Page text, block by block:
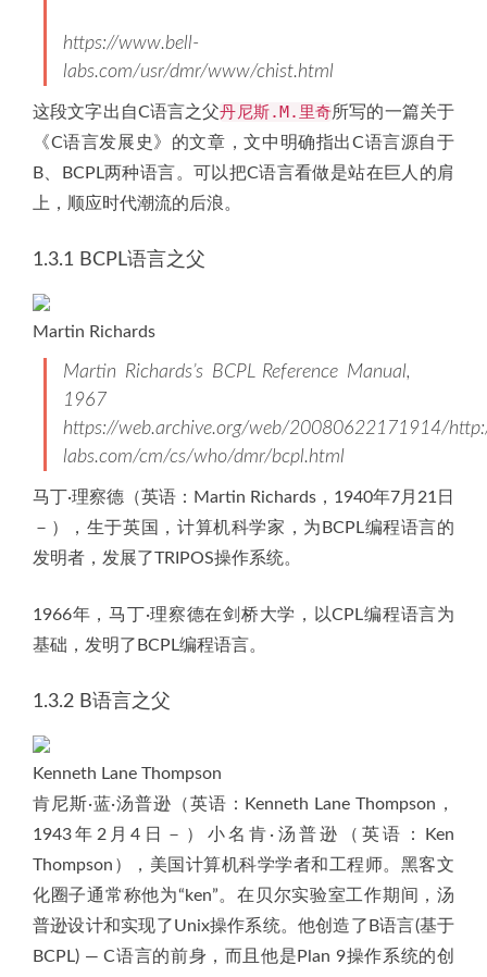
https://www.bell-
labs.com/usr/dmr/www/chist.html
这段文字出自C语言之父丹尼斯.M.里奇所写的一篇关于
《C语言发展史》的文章，文中明确指出C语言源自于
B、BCPL两种语言。可以把C语言看做是站在巨人的肩
上，顺应时代潮流的后浪。
1.3.1 BCPL语言之父
Martin Richards
Martin Richards’s BCPL Reference Manual,
1967
https://web.archive.org/web/20080622171914/
labs.com/cm/cs/who/dmr/bcpl.html
马丁·理察德（英语：Martin Richards，1940年7月21日
－），生于英国，计算机科学家，为BCPL编程语言的
发明者，发展了TRIPOS操作系统。
1966年，马丁·理察德在剑桥大学，以CPL编程语言为
基础，发明了BCPL编程语言。
1.3.2 B语言之父
Kenneth Lane Thompson
肯尼斯·蓝·汤普逊（英语：Kenneth Lane Thompson，
1943年2月4日－）小名肯·汤普逊（英语：Ken
Thompson），美国计算机科学学者和工程师。黑客文
化圈子通常称他为“ken”。在贝尔实验室工作期间，汤
普逊设计和实现了Unix操作系统。他创造了B语言(基于
BCPL) — C语言的前身，而且他是Plan 9操作系统的创